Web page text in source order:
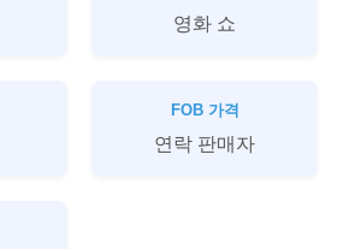
영화 쇼
FOB 가격
연락 판매자